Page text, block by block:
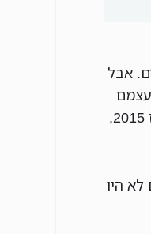
אבל
: השכר היה עולה במצטבר, מאז 2015,
היו